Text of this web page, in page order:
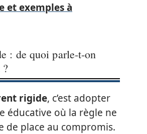
et exemples à
: de quoi parle-t-on
rigide, c’est adopter
éducative où la règle ne
de place au compromis.